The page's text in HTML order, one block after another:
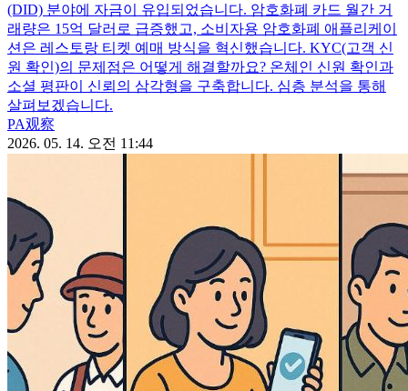
(DID) 분야에 자금이 유입되었습니다. 암호화폐 카드 월간 거
래량은 15억 달러로 급증했고, 소비자용 암호화폐 애플리케이
션은 레스토랑 티켓 예매 방식을 혁신했습니다. KYC(고객 신
원 확인)의 문제점은 어떻게 해결할까요? 온체인 신원 확인과
소셜 평판이 신뢰의 삼각형을 구축합니다. 심층 분석을 통해
살펴보겠습니다.
PA观察
2026. 05. 14. 오전 11:44